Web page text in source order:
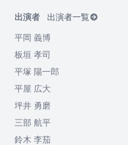
出演者
出演者一覧
平岡 義博
板垣 孝司
平塚 陽一郎
平屋 広大
坪井 勇磨
三部 航平
鈴木 李茄